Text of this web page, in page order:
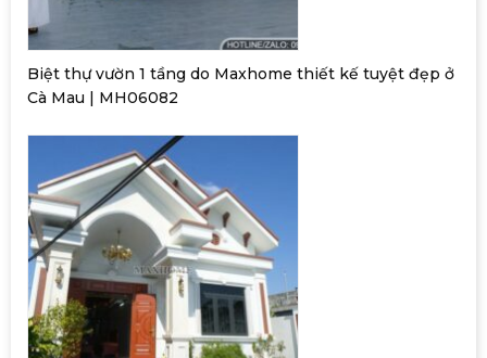
Biệt thự vườn 1 tầng do Maxhome thiết kế tuyệt đẹp ở
Cà Mau | MH06082